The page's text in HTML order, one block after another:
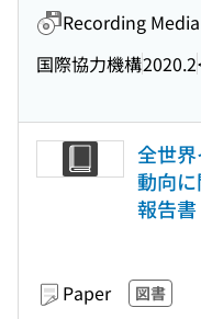
Recording Media
国際協力機構2020.2
全世
動向
報告書
Paper 図書